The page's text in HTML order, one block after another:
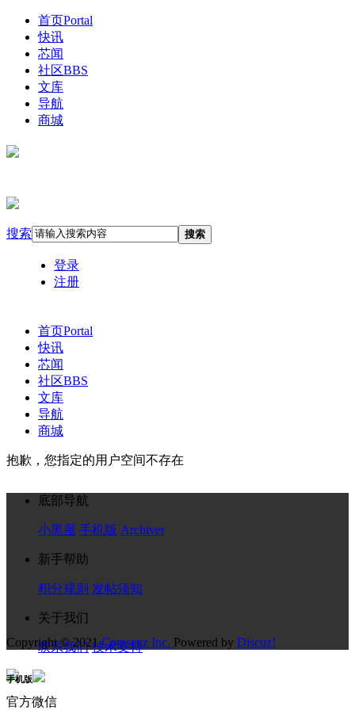
首页Portal
快讯
芯闻
社区BBS
文库
导航
商城
搜索 搜索
登录
注册
首页Portal
快讯
芯闻
社区BBS
文库
导航
商城
抱歉，您指定的用户空间不存在
底部导航
小黑屋 手机版 Archiver
新手帮助
积分规则 发帖须知
关于我们
联系我们 技术支持
官方微信
Copyright © 2021Comsenz Inc. Powered by Discuz!
手机版